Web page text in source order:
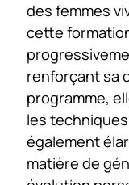
des femmes
cette
renforçant sa
programme,
les
également
matière de